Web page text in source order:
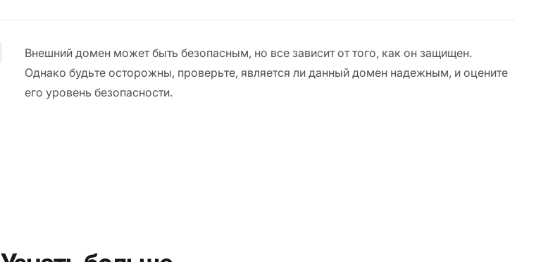
Внешний домен может быть безопасным, но все зависит от того, как он защищен.
Однако будьте осторожны, проверьте, является ли данный домен надежным, и оцените
его уровень безопасности.